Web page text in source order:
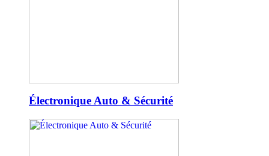
Électronique Auto & Sécurité